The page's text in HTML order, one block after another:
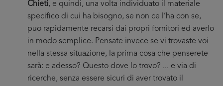
Chieti, e quindi, una volta individuato il materiale
specifico di cui ha bisogno, se non ce l’ha con se,
puo rapidamente recarsi dai propri fornitori ed averlo
in modo semplice. Pensate invece se vi trovaste voi
nella stessa situazione, la prima cosa che penserete
sarà: e adesso? Questo dove lo trovo? ... e via di
ricerche, senza essere sicuri di aver trovato il